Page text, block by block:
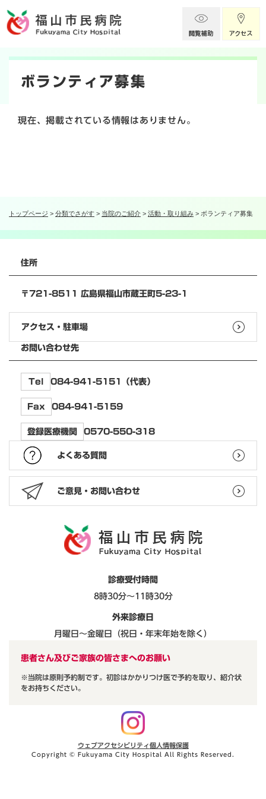
ジ
トップページ > 分類でさがす > 当院のご紹介 > 活動・取り組み > ボランティア募集
本
ボランティア募集
現在、掲載されている情報はありません。
住所
〒721-8511 広島県福山市蔵王町5-23-1
アクセス・駐車場
お問い合わせ先
Tel 084-941-5151（代表）
Fax 084-941-5159
登録医療機関 0570-550-318
よくある質問
ご意見・お問い合わせ
診療受付時間
8時30分～11時30分
外来診療日
月曜日～金曜日（祝日・年末年始を除く）
患者さん及びご家族の皆さまへのお願い
※当院は原則予約制です。初診はかかりつけ医で予約を取り、紹介状
をお持ちください。
ウェブアクセシビリティ個人情報保護
Copyright © Fukuyama City Hospital All Rights Reserved.